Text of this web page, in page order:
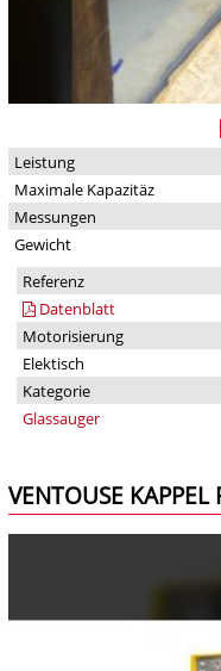
Leistung
Maximale Kapazitäz
Messungen
Gewicht
Referenz
Datenblatt
Motorisierung
Elektisch
Kategorie
Glassauger
VENTOUSE KAPPEL